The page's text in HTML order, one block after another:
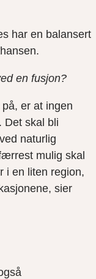
har en balansert
en fusjon?
er at ingen
Det skal bli
naturlig
mulig skal
i en liten region,
sier